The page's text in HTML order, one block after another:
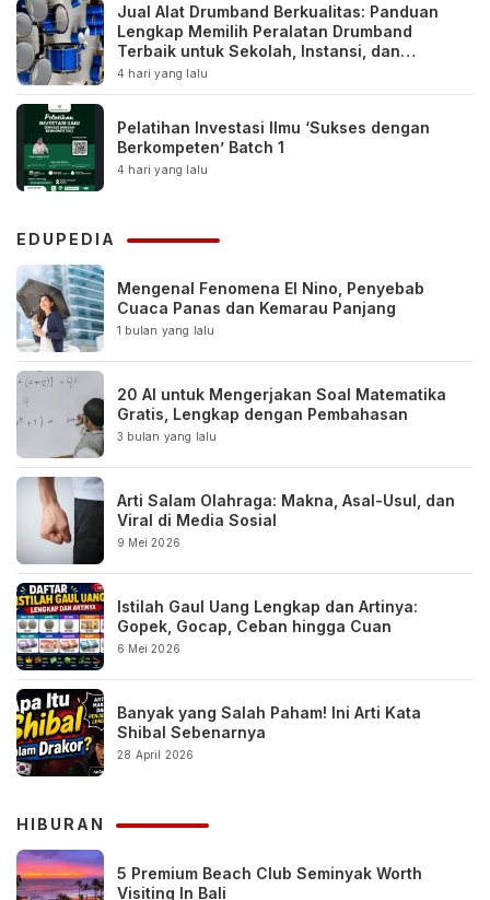
Jual Alat Drumband Berkualitas: Panduan
Lengkap Memilih Peralatan Drumband
Terbaik untuk Sekolah, Instansi, dan
Komunitas
4 hari yang lalu
Pelatihan Investasi Ilmu ‘Sukses dengan
Berkompeten’ Batch 1
4 hari yang lalu
EDUPEDIA
Mengenal Fenomena El Nino, Penyebab
Cuaca Panas dan Kemarau Panjang
1 bulan yang lalu
20 AI untuk Mengerjakan Soal Matematika
Gratis, Lengkap dengan Pembahasan
3 bulan yang lalu
Arti Salam Olahraga: Makna, Asal-Usul, dan
Viral di Media Sosial
9 Mei 2026
Istilah Gaul Uang Lengkap dan Artinya:
Gopek, Gocap, Ceban hingga Cuan
6 Mei 2026
Banyak yang Salah Paham! Ini Arti Kata
Shibal Sebenarnya
28 April 2026
HIBURAN
5 Premium Beach Club Seminyak Worth
Visiting In Bali